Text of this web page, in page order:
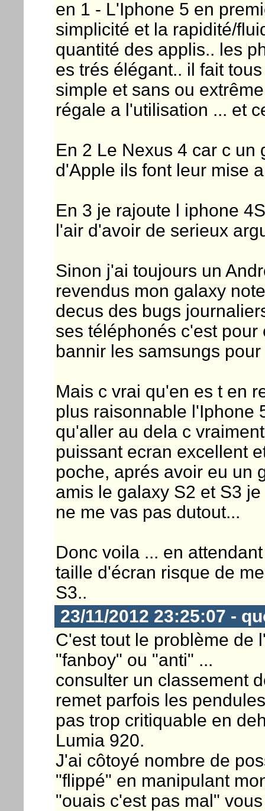
en 1 - L'Iphone 5 en
simplicité et la rapidité/
quantité des applis.. les
es trés élégant.. il fait
simple et sans ou
régale a l'utilisation ... et
En 2 Le Nexus 4 car c
d'Apple ils font leur mise
En 3 je rajoute l iphone
l'air d'avoir de serieux
Sinon j'ai toujours un
revendus mon galaxy
decus des bugs
ses téléphonés c'est
bannir les samsungs
Mais c vrai qu'en es t en
plus raisonnable l'Iphone
qu'aller au dela c
puissant ecran excellent
poche, aprés avoir eu un
amis le galaxy S2 et S3
ne me vas pas dutout...
Donc voila ... en
taille d'écran risque de
S3..
23/11/2012 23:25:07 -
C'est tout le problème de
"fanboy" ou "anti" ...
consulter un classement
remet parfois les
pas trop critiquable en
Lumia 920.
J'ai côtoyé nombre de
"flippé" en manipulant
"ouais c'est pas mal"